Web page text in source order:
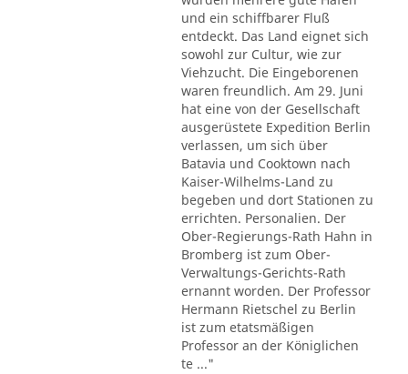
und ein schiffbarer Fluß
entdeckt. Das Land eignet sich
sowohl zur Cultur, wie zur
Viehzucht. Die Eingeborenen
waren freundlich. Am 29. Juni
hat eine von der Gesellschaft
ausgerüstete Expedition Berlin
verlassen, um sich über
Batavia und Cooktown nach
Kaiser-Wilhelms-Land zu
begeben und dort Stationen zu
errichten. Personalien. Der
Ober-Regierungs-Rath Hahn in
Bromberg ist zum Ober-
Verwaltungs-Gerichts-Rath
ernannt worden. Der Professor
Hermann Rietschel zu Berlin
ist zum etatsmäßigen
Professor an der Königlichen
te ..."